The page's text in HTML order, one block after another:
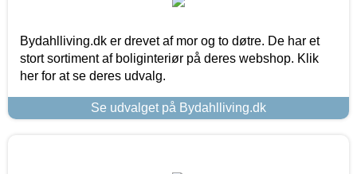
Bydahlliving.dk er drevet af mor og to døtre. De har et
stort sortiment af boliginteriør på deres webshop. Klik
her for at se deres udvalg.
Se udvalget på Bydahlliving.dk